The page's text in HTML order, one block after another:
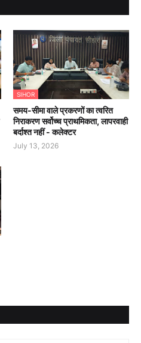
SIHOR
समय-सीमा वाले प्रकरणों का त्वरित
निराकरण सर्वोच्च प्राथमिकता, लापरवाही
बर्दाश्त नहीं - कलेक्टर
July 13, 2026